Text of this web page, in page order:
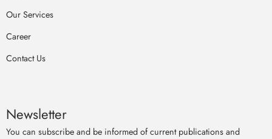
Our Services
Career
Contact Us
Newsletter
You can subscribe and be informed of current publications and